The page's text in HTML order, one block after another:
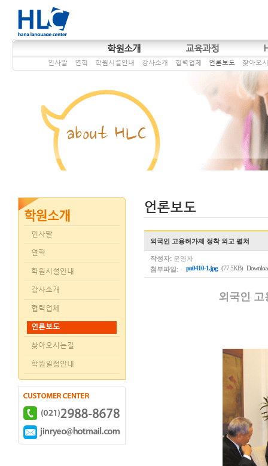
학원소개 교육과정
인사말 연혁 학원시설안내 강사소개 협력업체 언론보도 찾아오
인사말
연혁
학원시설안내
강사소개
협력업체
언론보도
찾아오시는길
학원일정안내
언론보도
외국인 고용허가제 정착 외교 펼쳐
작성자: 운영자
첨부파일:
pn0410-1.jpg (77.5KB)
외국인